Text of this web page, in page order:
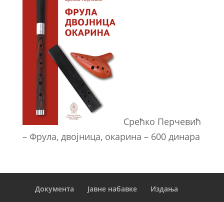
Срећко Перчевић
– Фрула, двојница, окарина – 600 динара
Документа Јавне набавке Издања